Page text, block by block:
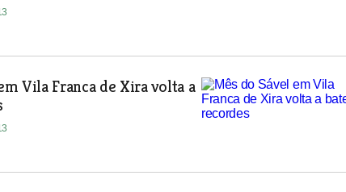
Vila Franca de Xira volta a